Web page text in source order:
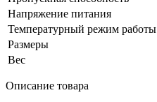
Напряжение питания
Температурный режим работы
Размеры
Вес
Описание товара